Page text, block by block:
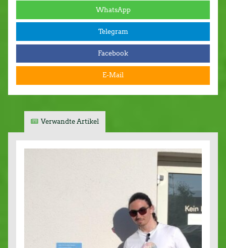
WhatsApp
Telegram
Facebook
E-Mail
Verwandte Artikel